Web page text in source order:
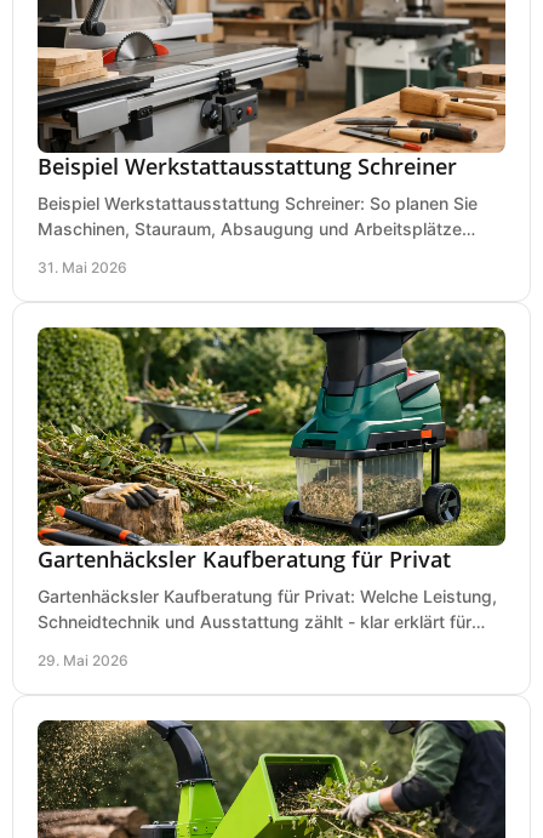
Beispiel Werkstattausstattung Schreiner
Beispiel Werkstattausstattung Schreiner: So planen Sie
Maschinen, Stauraum, Absaugung und Arbeitsplätze
31. Mai 2026
Gartenhäcksler Kaufberatung für Privat
Gartenhäcksler Kaufberatung für Privat: Welche Leistung,
Schneidtechnik und Ausstattung zählt - klar erklärt für
29. Mai 2026